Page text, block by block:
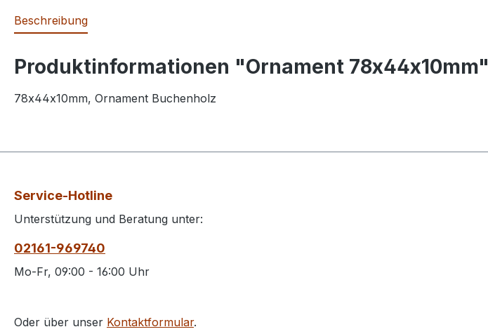
Beschreibung
Produktinformationen "Ornament 78x44x10mm"
78x44x10mm, Ornament Buchenholz
Service-Hotline
Unterstützung und Beratung unter:
02161-969740
Mo-Fr, 09:00 - 16:00 Uhr
Oder über unser Kontaktformular.